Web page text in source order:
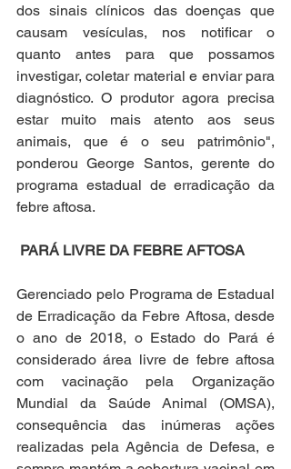
dos sinais clínicos das doenças que
causam vesículas, nos notificar o
quanto antes para que possamos
investigar, coletar material e enviar para
diagnóstico. O produtor agora precisa
estar muito mais atento aos seus
animais, que é o seu patrimônio",
ponderou George Santos, gerente do
programa estadual de erradicação da
febre aftosa.
PARÁ LIVRE DA FEBRE AFTOSA
Gerenciado pelo Programa de Estadual
de Erradicação da Febre Aftosa, desde
o ano de 2018, o Estado do Pará é
considerado área livre de febre aftosa
com vacinação pela Organização
Mundial da Saúde Animal (OMSA),
consequência das inúmeras ações
realizadas pela Agência de Defesa, e